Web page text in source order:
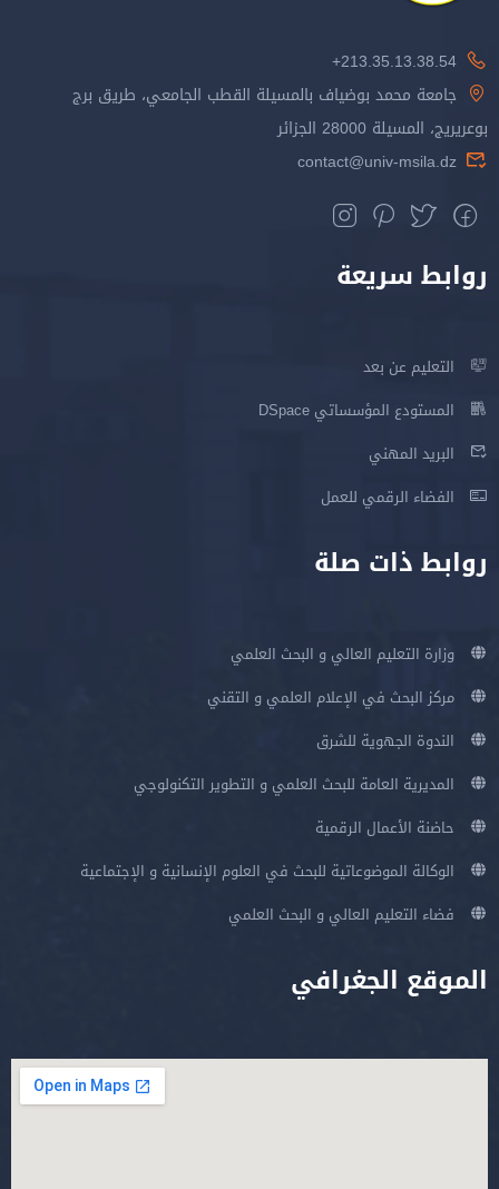
213.35.13.38.54+
جامعة محمد بوضياف بالمسيلة القطب الجامعي، طريق برج
بوعريريج، المسيلة 28000 الجزائر
contact@univ-msila.dz
روابط سريعة
التعليم عن بعد
المستودع المؤسساتي DSpace
البريد المهني
الفضاء الرقمي للعمل
روابط ذات صلة
وزارة التعليم العالي و البحث العلمي
مركز البحث في الإعلام العلمي و التقني
الندوة الجهوية للشرق
المديرية العامة للبحث العلمي و التطوير التكنولوجي
حاضنة الأعمال الرقمية
الوكالة الموضوعاتية للبحث في العلوم الإنسانية و الإجتماعية
فضاء التعليم العالي و البحث العلمي
الموقع الجغرافي